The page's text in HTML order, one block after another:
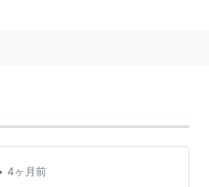
4ヶ月前